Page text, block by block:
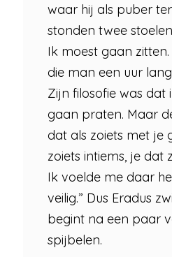
waar hij als puber
stonden twee
Ik moest gaan
die man een uur
Zijn filosofie was dat
gaan praten. Maar
dat als zoiets met je
zoiets intiems, je dat
Ik voelde me daar
veilig.” Dus Eradus
begint na een paar
spijbelen.